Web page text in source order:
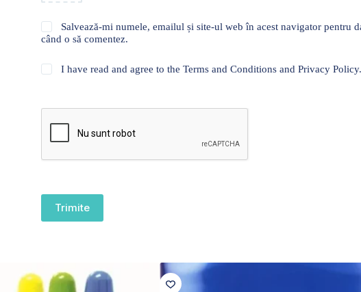
Salvează-mi numele, emailul și site-ul web în acest navigator pentru
când o să comentez.
I have read and agree to the Terms and Conditions and Privacy Policy.
Trimite